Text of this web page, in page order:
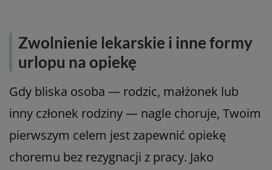
Zwolnienie lekarskie i inne formy
urlopu na opiekę
Gdy bliska osoba — rodzic, małżonek lub
inny członek rodziny — nagle choruje, Twoim
pierwszym celem jest zapewnić opiekę
choremu bez rezygnacji z pracy. Jako